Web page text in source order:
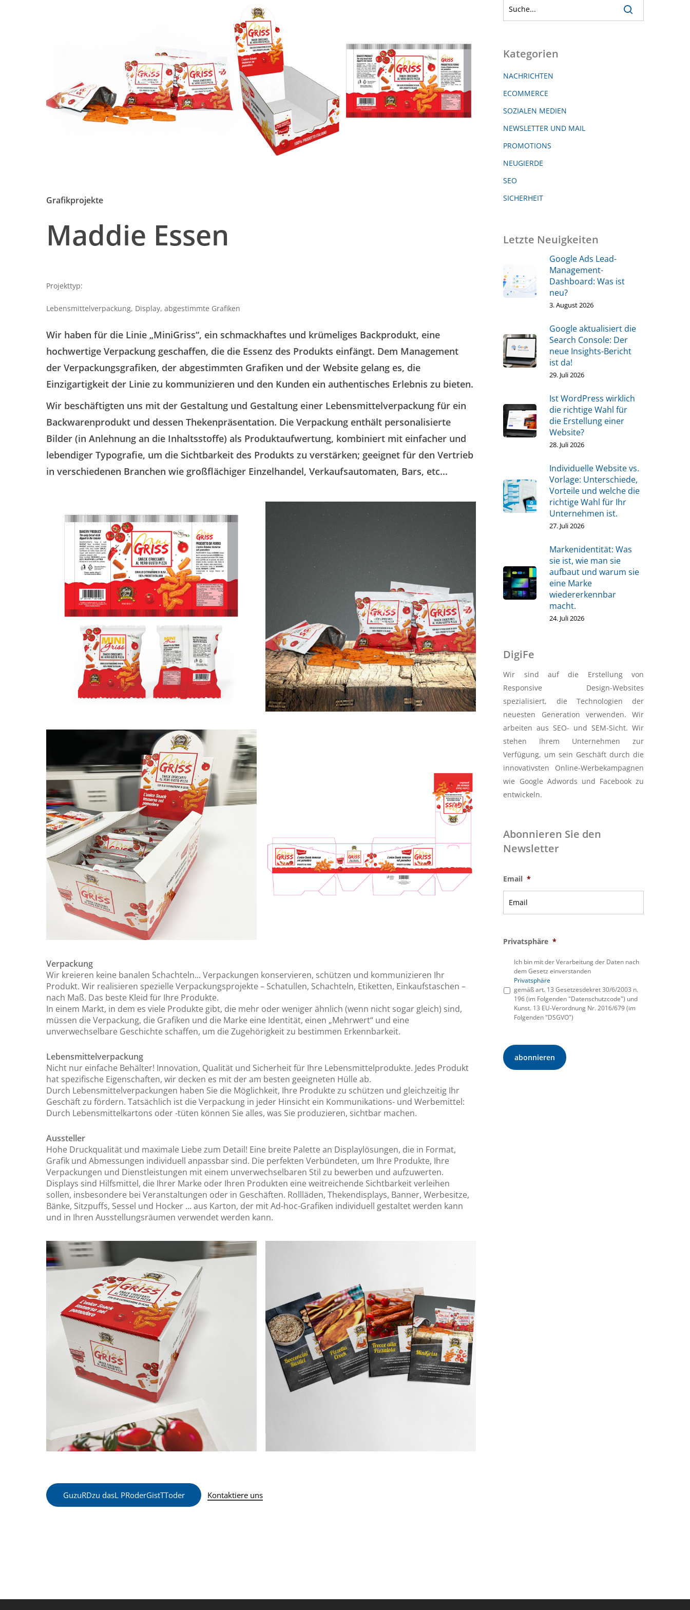
Grafikprojekte
Maddie Essen
Projekttyp:
Lebensmittelverpackung, Display, abgestimmte Grafiken
Wir haben für die Linie „MiniGriss“, ein schmackhaftes und krümeliges Backprodukt, eine
hochwertige Verpackung geschaffen, die die Essenz des Produkts einfängt. Dem Management
der Verpackungsgrafiken, der abgestimmten Grafiken und der Website gelang es, die
Einzigartigkeit der Linie zu kommunizieren und den Kunden ein authentisches Erlebnis zu bieten.
Wir beschäftigten uns mit der Gestaltung und Gestaltung einer Lebensmittelverpackung für ein
Backwarenprodukt und dessen Thekenpräsentation. Die Verpackung enthält personalisierte
Bilder (in Anlehnung an die Inhaltsstoffe) als Produktaufwertung, kombiniert mit einfacher und
lebendiger Typografie, um die Sichtbarkeit des Produkts zu verstärken; geeignet für den Vertrieb
in verschiedenen Branchen wie großflächiger Einzelhandel, Verkaufsautomaten, Bars, etc...
Verpackung
Wir kreieren keine banalen Schachteln... Verpackungen konservieren, schützen und kommunizieren Ihr
Produkt. Wir realisieren spezielle Verpackungsprojekte – Schatullen, Schachteln, Etiketten, Einkaufstaschen –
nach Maß. Das beste Kleid für Ihre Produkte.
In einem Markt, in dem es viele Produkte gibt, die mehr oder weniger ähnlich (wenn nicht sogar gleich) sind,
müssen die Verpackung, die Grafiken und die Marke eine Identität, einen „Mehrwert“ und eine
unverwechselbare Geschichte schaffen, um die Zugehörigkeit zu bestimmen Erkennbarkeit.
Lebensmittelverpackung
Nicht nur einfache Behälter! Innovation, Qualität und Sicherheit für Ihre Lebensmittelprodukte. Jedes Produkt
hat spezifische Eigenschaften, wir decken es mit der am besten geeigneten Hülle ab.
Durch Lebensmittelverpackungen haben Sie die Möglichkeit, Ihre Produkte zu schützen und gleichzeitig Ihr
Geschäft zu fördern. Tatsächlich ist die Verpackung in jeder Hinsicht ein Kommunikations- und Werbemittel:
Durch Lebensmittelkartons oder -tüten können Sie alles, was Sie produzieren, sichtbar machen.
Aussteller
Hohe Druckqualität und maximale Liebe zum Detail! Eine breite Palette an Displaylösungen, die in Format,
Grafik und Abmessungen individuell anpassbar sind. Die perfekten Verbündeten, um Ihre Produkte, Ihre
Verpackungen und Dienstleistungen mit einem unverwechselbaren Stil zu bewerben und aufzuwerten.
Displays sind Hilfsmittel, die Ihrer Marke oder Ihren Produkten eine weitreichende Sichtbarkeit verleihen
sollen, insbesondere bei Veranstaltungen oder in Geschäften. Rollläden, Thekendisplays, Banner, Werbesitze,
Bänke, Sitzpuffs, Sessel und Hocker ... aus Karton, der mit Ad-hoc-Grafiken individuell gestaltet werden kann
und in Ihren Ausstellungsräumen verwendet werden kann.
GuzuRDzu dasL PRoderGistTToder Kontaktiere uns
Kategorien
NACHRICHTEN
ECOMMERCE
SOZIALEN MEDIEN
NEWSLETTER UND MAIL
PROMOTIONS
NEUGIERDE
SEO
SICHERHEIT
Letzte Neuigkeiten
Google Ads Lead-
Management-
Dashboard: Was ist
neu?
3. August 2026
Google aktualisiert die
Search Console: Der
neue Insights-Bericht
ist da!
29. Juli 2026
Ist WordPress wirklich
die richtige Wahl für
die Erstellung einer
Website?
28. Juli 2026
Individuelle Website vs.
Vorlage: Unterschiede,
Vorteile und welche die
richtige Wahl für Ihr
Unternehmen ist.
27. Juli 2026
Markenidentität: Was
sie ist, wie man sie
aufbaut und warum sie
eine Marke
wiedererkennbar
macht.
24. Juli 2026
DigiFe
Wir sind auf die Erstellung von
Responsive Design-Websites
spezialisiert, die Technologien der
neuesten Generation verwenden. Wir
arbeiten aus SEO- und SEM-Sicht. Wir
stehen Ihrem Unternehmen zur
Verfügung, um sein Geschäft durch die
innovativsten Online-Werbekampagnen
wie Google Adwords und Facebook zu
entwickeln.
Abonnieren Sie den
Newsletter
Email *
Privatsphäre *
Ich bin mit der Verarbeitung der Daten nach
dem Gesetz einverstanden
Privatsphäre
gemäß art. 13 Gesetzesdekret 30/6/2003 n.
196 (im Folgenden "Datenschutzcode") und
Kunst. 13 EU-Verordnung Nr. 2016/679 (im
Folgenden "DSGVO")